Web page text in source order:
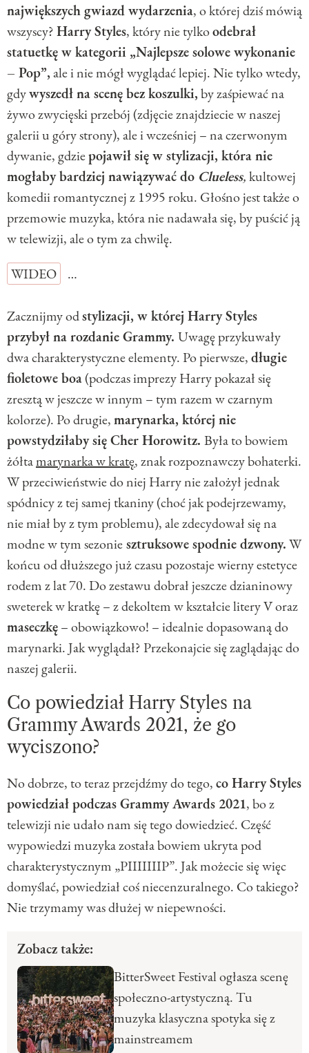
największych gwiazd wydarzenia, o której dziś mówią
wszyscy?Harry Styles, który nie tylkoodebrał
statuetkę w kategorii „Najlepsze solowe wykonanie
– Pop”,ale i nie mógł wyglądać lepiej. Nie tylko wtedy,
gdywyszedł na scenę bez koszulki,by zaśpiewać na
żywo zwycięski przebój (zdjęcie znajdziecie w naszej
galerii u góry strony), ale i wcześniej – na czerwonym
dywanie, gdziepojawił się w stylizacji, która nie
mogłaby bardziej nawiązywać do Clueless,kultowej
komedii romantycznej z 1995 roku. Głośno jest także o
przemowie muzyka, która nie nadawała się, by puścić ją
w telewizji, ale o tym za chwilę.
WIDEO
…
Zacznijmy odstylizacji, w której Harry Styles
przybył na rozdanie Grammy. Uwagę przykuwały
dwa charakterystyczne elementy. Po pierwsze,długie
fioletowe boa(podczas imprezy Harry pokazał się
zresztą w jeszcze w innym – tym razem w czarnym
kolorze). Po drugie,marynarka, której nie
powstydziłaby się Cher Horowitz. Była to bowiem
żółtamarynarka w kratę, znak rozpoznawczy bohaterki.
W przeciwieństwie do niej Harry nie założył jednak
spódnicy z tej samej tkaniny (choć jak podejrzewamy,
nie miał by z tym problemu), ale zdecydował się na
modne w tym sezoniesztruksowe spodnie dzwony.W
końcu od dłuższego już czasu pozostaje wierny estetyce
rodem z lat 70. Do zestawu dobrał jeszcze dzianinowy
sweterek w kratkę – z dekoltem w kształcie litery V oraz
maseczkę– obowiązkowo! – idealnie dopasowaną do
marynarki. Jak wyglądał? Przekonajcie się zaglądając do
naszej galerii.
Co powiedział Harry Styles na
Grammy Awards 2021, że go
wyciszono?
No dobrze, to teraz przejdźmy do tego,co Harry Styles
powiedział podczas Grammy Awards 2021, bo z
telewizji nie udało nam się tego dowiedzieć. Część
wypowiedzi muzyka została bowiem ukryta pod
charakterystycznym „PIIIIIIIP”. Jak możecie się więc
domyślać, powiedział coś niecenzuralnego. Co takiego?
Nie trzymamy was dłużej w niepewności.
Zobacz także:
BitterSweet Festival ogłasza scenę
społeczno-artystyczną. Tu
muzyka klasyczna spotyka się z
mainstreamem